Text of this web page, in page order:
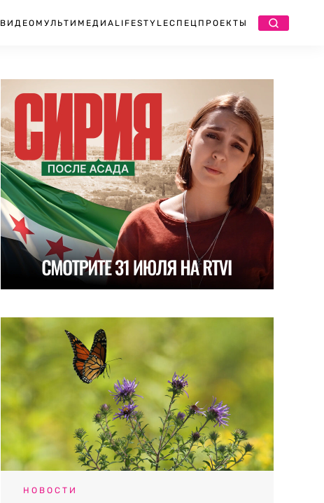
ВИДЕО МУЛЬТИМЕДИА LIFESTYLEСПЕЦПРОЕКТЫ
НОВОСТИ